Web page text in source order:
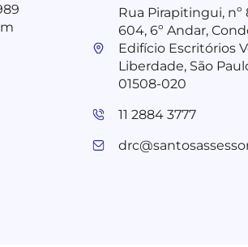
Rua Pirapitingui,
604, 6º Andar,
Edifício Escritórios
Liberdade, São
01508-020
11 2884 3777